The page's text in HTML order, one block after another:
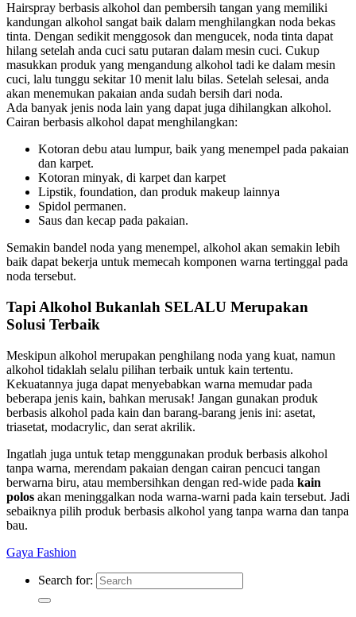
Hairspray berbasis alkohol dan pembersih tangan yang memiliki
kandungan alkohol sangat baik dalam menghilangkan noda bekas
tinta. Dengan sedikit menggosok dan mengucek, noda tinta dapat
hilang setelah anda cuci satu putaran dalam mesin cuci. Cukup
masukkan produk yang mengandung alkohol tadi ke dalam mesin
cuci, lalu tunggu sekitar 10 menit lalu bilas. Setelah selesai, anda
akan menemukan pakaian anda sudah bersih dari noda.
Ada banyak jenis noda lain yang dapat juga dihilangkan alkohol.
Cairan berbasis alkohol dapat menghilangkan:
Kotoran debu atau lumpur, baik yang menempel pada pakaian
dan karpet.
Kotoran minyak, di karpet dan karpet
Lipstik, foundation, dan produk makeup lainnya
Spidol permanen.
Saus dan kecap pada pakaian.
Semakin bandel noda yang menempel, alkohol akan semakin lebih
baik dapat bekerja untuk memecah komponen warna tertinggal pada
noda tersebut.
Tapi Alkohol Bukanlah SELALU Merupakan
Solusi Terbaik
Meskipun alkohol merupakan penghilang noda yang kuat, namun
alkohol tidaklah selalu pilihan terbaik untuk kain tertentu.
Kekuatannya juga dapat menyebabkan warna memudar pada
beberapa jenis kain, bahkan merusak! Jangan gunakan produk
berbasis alkohol pada kain dan barang-barang jenis ini: asetat,
triasetat, modacrylic, dan serat akrilik.
Ingatlah juga untuk tetap menggunakan produk berbasis alkohol
tanpa warna, merendam pakaian dengan cairan pencuci tangan
berwarna biru, atau membersihkan dengan red-wide pada kain
polos akan meninggalkan noda warna-warni pada kain tersebut. Jadi
sebaiknya pilih produk berbasis alkohol yang tanpa warna dan tanpa
bau.
Gaya Fashion
Search for: